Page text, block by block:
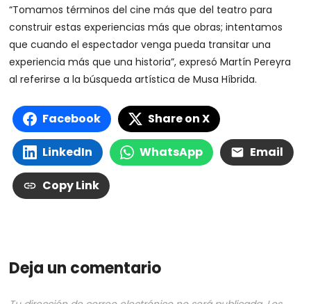
“Tomamos términos del cine más que del teatro para
construir estas experiencias más que obras; intentamos
que cuando el espectador venga pueda transitar una
experiencia más que una historia”, expresó Martín Pereyra
al referirse a la búsqueda artística de Musa Híbrida.
Facebook Share on X
LinkedIn WhatsApp Email
Copy Link
Deja un comentario